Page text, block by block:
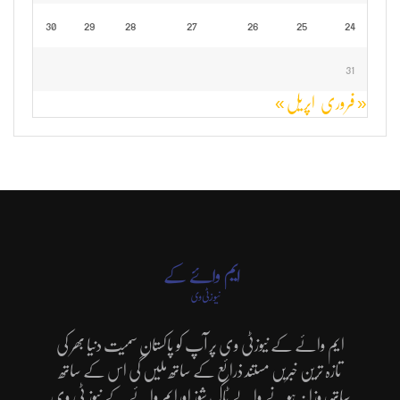
24
25
26
27
28
29
30
31
« فروری اپریل »
ایم وائے کے نیوزٹی وی پر آپ کو پاکستان سمیت دنیا بھر کی
تازہ ترین خبریں مستند ذرائع کے ساتھ ملیں گی اس کے ساتھ